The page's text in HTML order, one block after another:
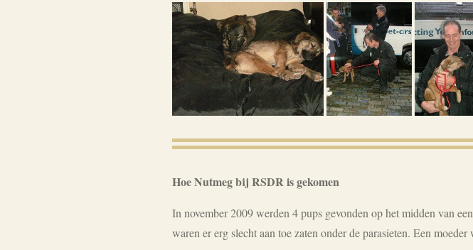
Hoe Nutmeg bij RSDR is gekomen
In november 2009 werden 4 pups gevonden op het midden van
waren er erg slecht aan toe zaten onder de parasieten. Een